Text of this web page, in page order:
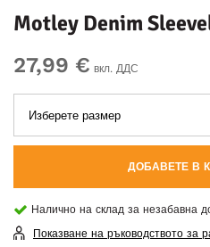
Motley Denim
27,99 € вкл. ДДС
ДОБАВЕТЕ В
Налично на склад за незабавна
Показване на ръководството за